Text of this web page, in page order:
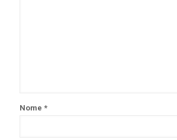
Nome *